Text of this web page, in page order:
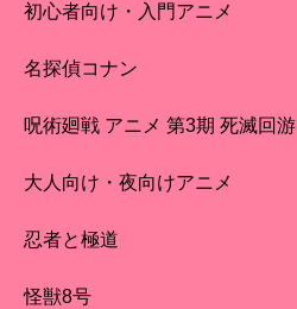
初心者向け・入門アニメ
名探偵コナン
呪術廻戦 アニメ 第3期 死滅回游
大人向け・夜向けアニメ
忍者と極道
怪獣8号